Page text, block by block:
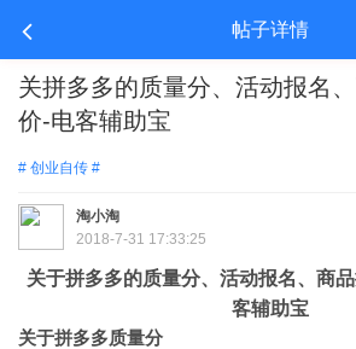
帖子详情
关拼多多的质量分、活动报名
价-电客辅助宝
# 创业自传 #
淘小淘
2018-7-31 17:33:25
关于拼多多的质量分、活动报名、商
客辅助宝
关于拼多多质量分